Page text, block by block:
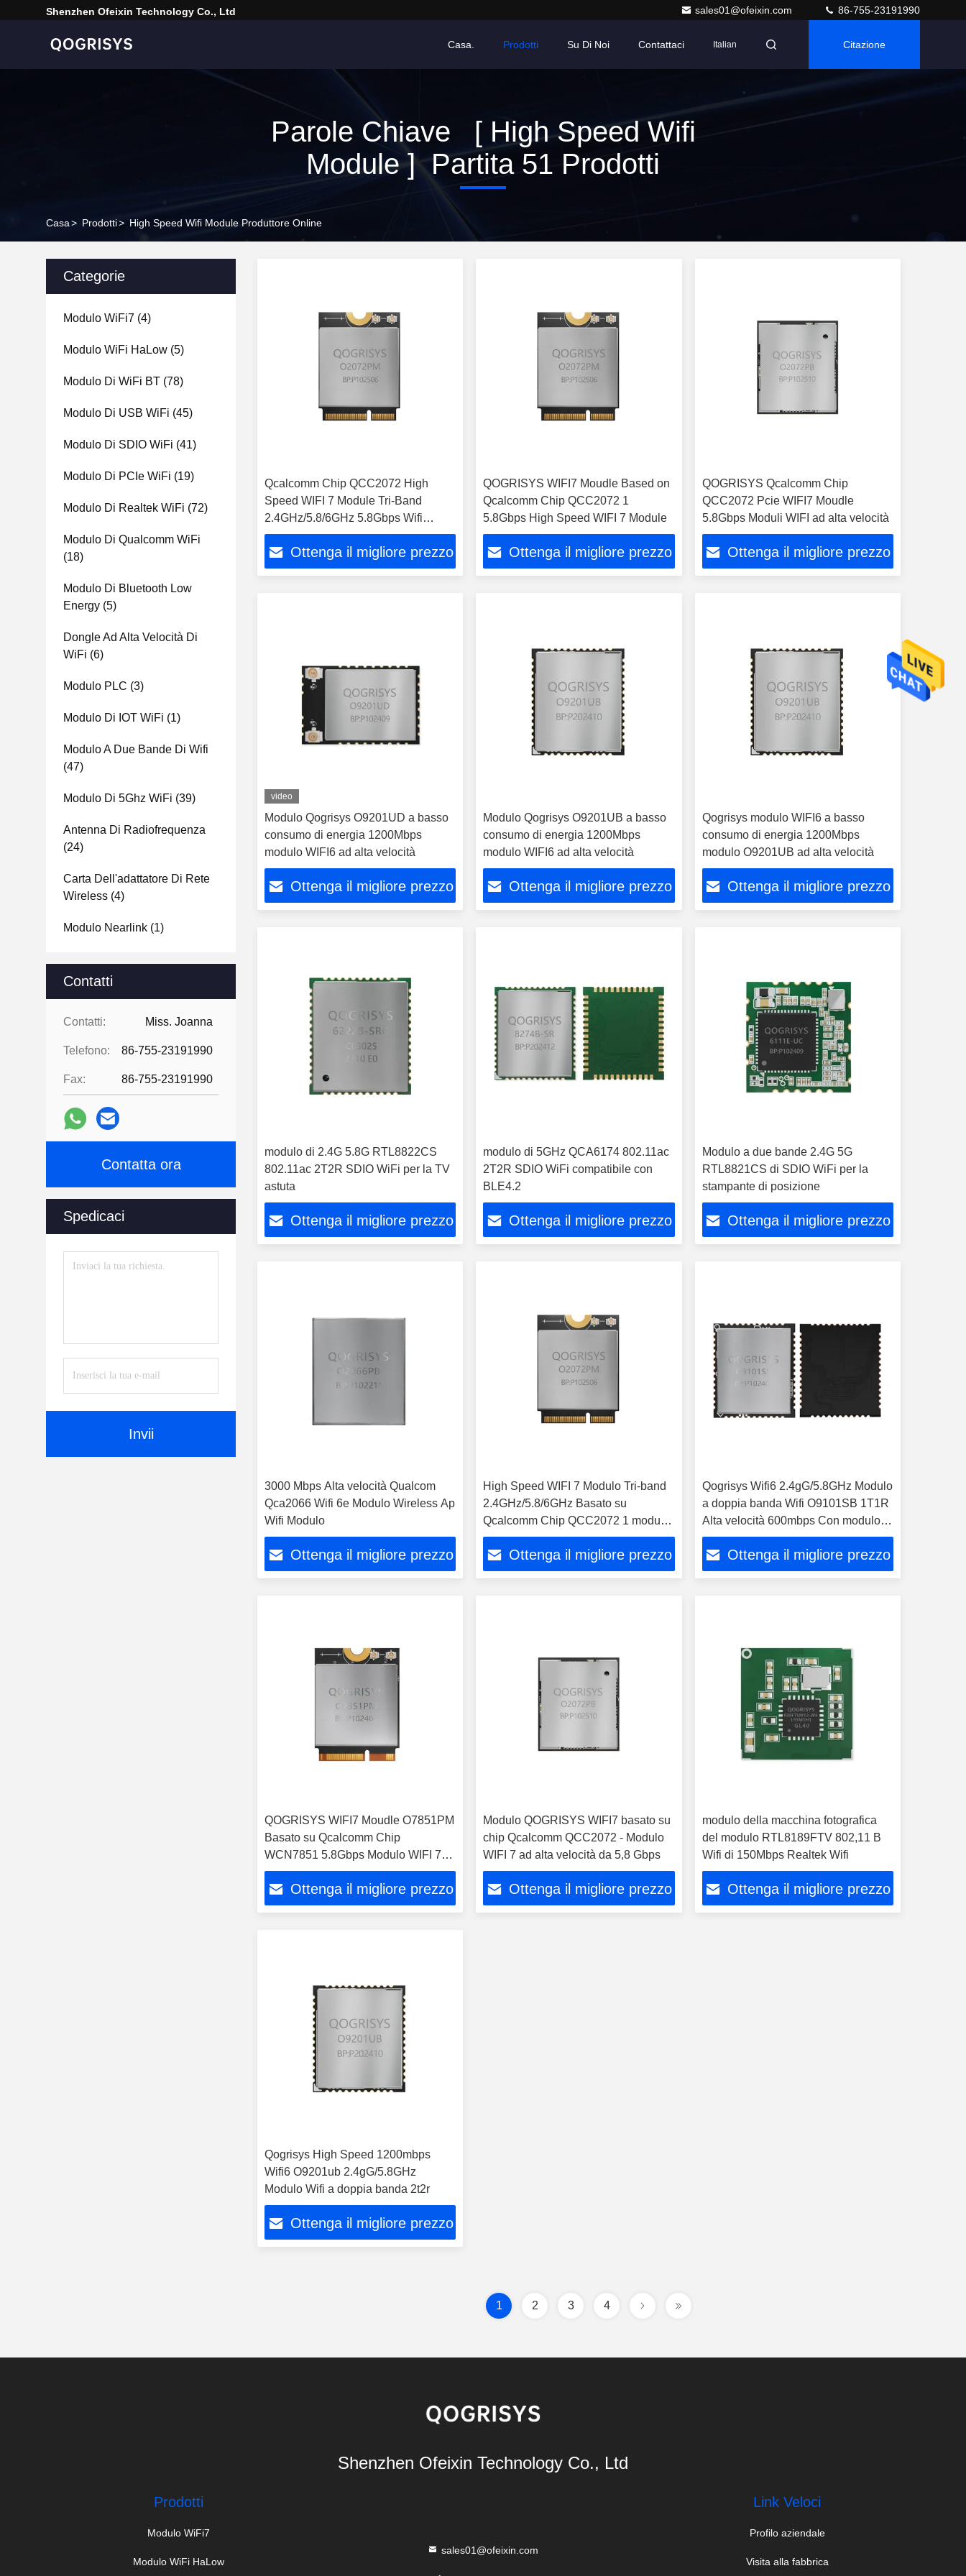
Shenzhen Ofeixin Technology Co., Ltd sales01@ofeixin.com 86-755-23191990
Casa. Prodotti Su Di Noi Contattaci Italian Citazione
Parole Chiave [ High Speed Wifi
Module ] Partita 51 Prodotti
Casa> Prodotti> High Speed Wifi Module Produttore Online
Categorie
Modulo WiFi7 (4)
Modulo WiFi HaLow (5)
Modulo Di WiFi BT (78)
Modulo Di USB WiFi (45)
Modulo Di SDIO WiFi (41)
Modulo Di PCIe WiFi (19)
Modulo Di Realtek WiFi (72)
Modulo Di Qualcomm WiFi
(18)
Modulo Di Bluetooth Low
Energy (5)
Dongle Ad Alta Velocità Di
WiFi (6)
Modulo PLC (3)
Modulo Di IOT WiFi (1)
Modulo A Due Bande Di Wifi
(47)
Modulo Di 5Ghz WiFi (39)
Antenna Di Radiofrequenza
(24)
Carta Dell'adattatore Di Rete
Wireless (4)
Modulo Nearlink (1)
Contatti
Contatti: Miss. Joanna
Telefono: 86-755-23191990
Fax: 86-755-23191990
Contatta ora
Spedicaci
Invii
Qcalcomm Chip QCC2072 High
Speed WIFI 7 Module Tri-Band
2.4GHz/5.8/6GHz 5.8Gbps Wifi
Modules
Ottenga il migliore prezzo
QOGRISYS WIFI7 Moudle Based on
Qcalcomm Chip QCC2072 1
5.8Gbps High Speed WIFI 7 Module
Ottenga il migliore prezzo
QOGRISYS Qcalcomm Chip
QCC2072 Pcie WIFI7 Moudle
5.8Gbps Moduli WIFI ad alta velocità
Ottenga il migliore prezzo
video
Modulo Qogrisys O9201UD a basso
consumo di energia 1200Mbps
modulo WIFI6 ad alta velocità
Ottenga il migliore prezzo
Modulo Qogrisys O9201UB a basso
consumo di energia 1200Mbps
modulo WIFI6 ad alta velocità
Ottenga il migliore prezzo
Qogrisys modulo WIFI6 a basso
consumo di energia 1200Mbps
modulo O9201UB ad alta velocità
Ottenga il migliore prezzo
modulo di 2.4G 5.8G RTL8822CS
802.11ac 2T2R SDIO WiFi per la TV
astuta
Ottenga il migliore prezzo
modulo di 5GHz QCA6174 802.11ac
2T2R SDIO WiFi compatibile con
BLE4.2
Ottenga il migliore prezzo
Modulo a due bande 2.4G 5G
RTL8821CS di SDIO WiFi per la
stampante di posizione
Ottenga il migliore prezzo
3000 Mbps Alta velocità Qualcom
Qca2066 Wifi 6e Modulo Wireless Ap
Wifi Modulo
Ottenga il migliore prezzo
High Speed WIFI 7 Modulo Tri-band
2.4GHz/5.8/6GHz Basato su
Qcalcomm Chip QCC2072 1 moduli
wifi a 5,8Gbps
Ottenga il migliore prezzo
Qogrisys Wifi6 2.4gG/5.8GHz Modulo
a doppia banda Wifi O9101SB 1T1R
Alta velocità 600mbps Con modulo
Wifi Bt 1t1r
Ottenga il migliore prezzo
QOGRISYS WIFI7 Moudle O7851PM
Basato su Qcalcomm Chip
WCN7851 5.8Gbps Modulo WIFI 7
ad alta velocità
Ottenga il migliore prezzo
Modulo QOGRISYS WIFI7 basato su
chip Qcalcomm QCC2072 - Modulo
WIFI 7 ad alta velocità da 5,8 Gbps
Ottenga il migliore prezzo
modulo della macchina fotografica
del modulo RTL8189FTV 802,11 B
Wifi di 150Mbps Realtek Wifi
Ottenga il migliore prezzo
Qogrisys High Speed 1200mbps
Wifi6 O9201ub 2.4gG/5.8GHz
Modulo Wifi a doppia banda 2t2r
Ottenga il migliore prezzo
1 2 3 4
Shenzhen Ofeixin Technology Co., Ltd
Prodotti
Modulo WiFi7
Modulo WiFi HaLow
sales01@ofeixin.com
Link Veloci
Profilo aziendale
Visita alla fabbrica